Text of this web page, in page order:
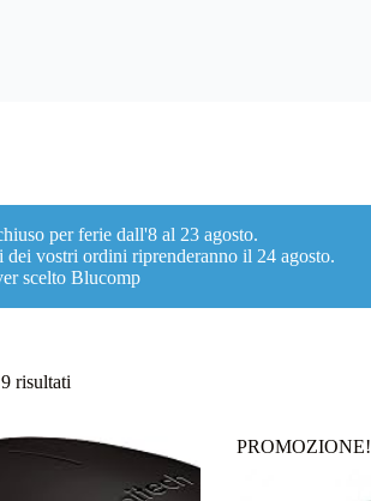
per ferie dall'8 al 23 agosto.
dei vostri ordini riprenderanno il 24 agosto.
scelto Blucomp
risultatiOrdina
al
più
PROMOZIONE!